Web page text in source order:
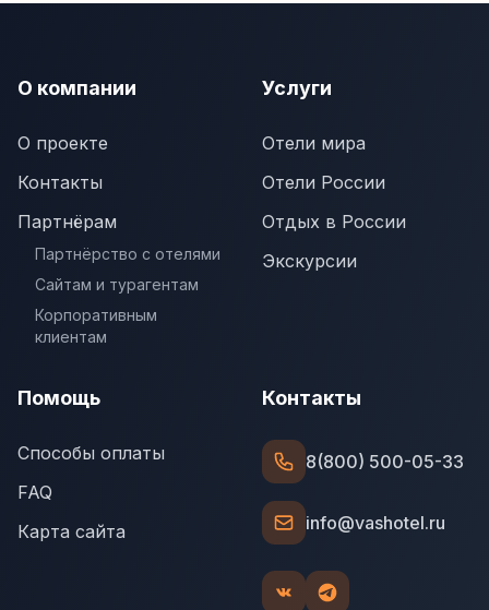
О компании
О проекте
Контакты
Партнёрам
Партнёрство с отелями
Сайтам и турагентам
Корпоративным
клиентам
Услуги
Отели мира
Отели России
Отдых в России
Экскурсии
Помощь
Способы оплаты
FAQ
Карта сайта
Контакты
8(800) 500-05-33
info@vashotel.ru